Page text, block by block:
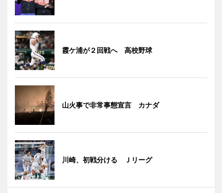
霞ケ浦が２回戦へ 高校野球
山火事で非常事態宣言 カナダ
川崎、初戦分ける Ｊリーグ